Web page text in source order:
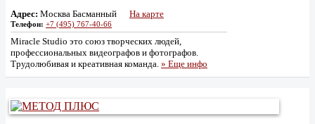
Адрес: Москва Басманный На карте
Телефон: +7 (495) 767-40-66
Miracle Studio это союз творческих людей,
профессиональных видеографов и фотографов.
Трудолюбивая и креативная команда. » Еще инфо